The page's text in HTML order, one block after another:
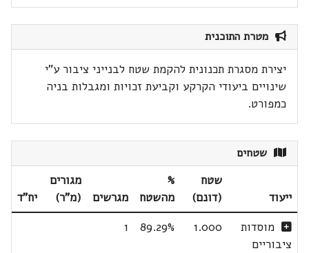
מטרת התוכנית
יצירת מסגרת תכנונית להקמת שטח לבנייני ציבור ע"י
שינויים ביעודי הקרקע וקביעת זכויות ומגבלות בניה
כמפורט.
שטחים
ייעוד
שטח
(דונם)
%
מהשטח
מגרשים
מגורים
(מ"ר)
יח"ד
מוסדות
ציבוריים
1.000
89.29%
1